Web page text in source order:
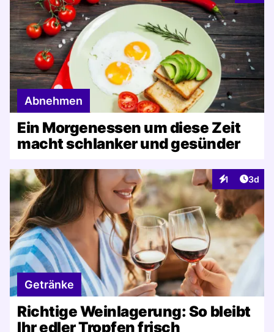
Abnehmen
Ein Morgenessen um diese Zeit
macht schlanker und gesünder
1
Interaktionen
3d
Getränke
Richtige Weinlagerung: So bleibt
Ihr edler Tropfen frisch